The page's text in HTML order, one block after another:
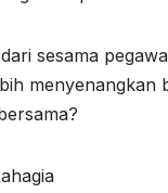
sesama
menyenangkan